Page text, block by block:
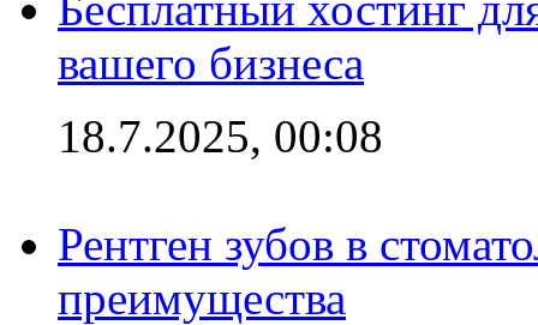
вашего бизнеса
18.7.2025, 00:08
Рентген зубов в
преимущества